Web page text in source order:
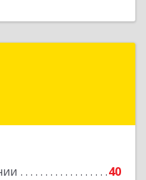
40
край, Анапский р-н,